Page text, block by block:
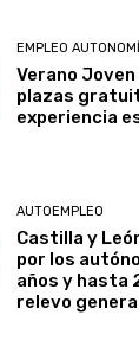
EMPLEO
Verano
plazas
experiencia
AUTOEMPLEO
Castilla y
por los
años y hasta
relevo